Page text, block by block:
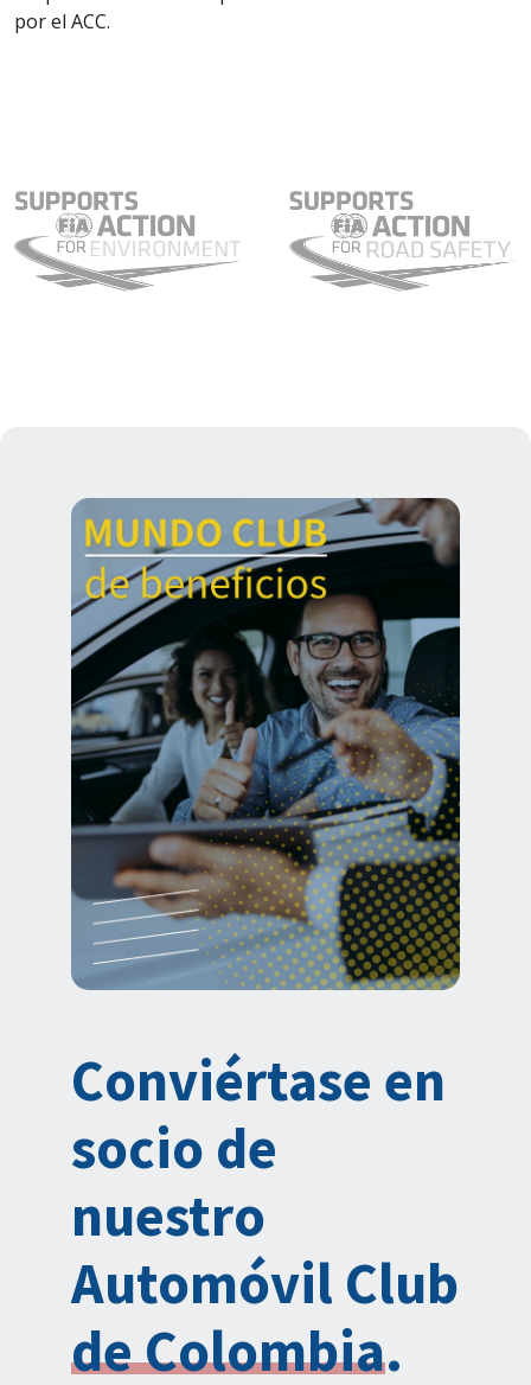
por el ACC.
Conviértase en
socio de
nuestro
Automóvil Club
de Colombia.